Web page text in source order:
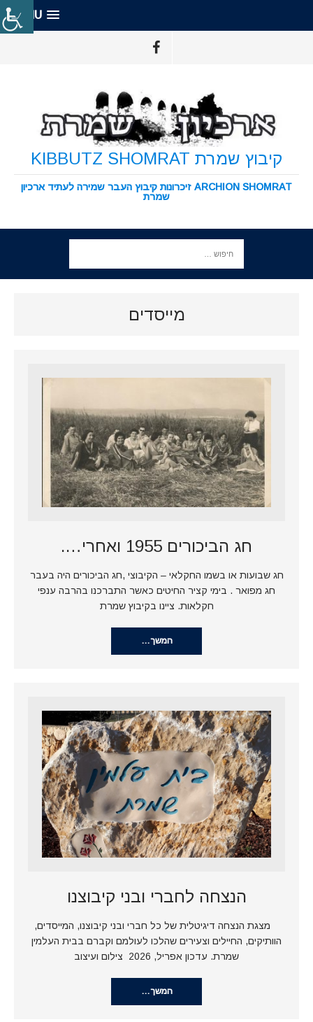
MENU
קיבוץ שמרת KIBBUTZ SHOMRAT
ARCHION SHOMRAT זיכרונות קיבוץ העבר שמירה לעתיד ארכיון
שמרת
מייסדים
חג הביכורים 1955 ואחרי….
חג שבועות או בשמו החקלאי – הקיבוצי ,חג הביכורים היה בעבר
חג מפואר . בימי קציר החיטים כאשר התברכנו בהרבה ענפי
חקלאות. ציינו בקיבוץ שמרת
המשך…
הנצחה לחברי ובני קיבוצנו
מצגת הנצחה דיגיטלית של כל חברי ובני קיבוצנו, המייסדים,
הוותיקים, החיילים וצעירים שהלכו לעולמם וקברם בבית העלמין
שמרת. עדכון אפריל, 2026 צילום ועיצוב
המשך…